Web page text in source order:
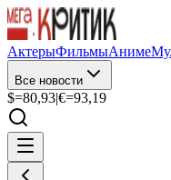
АктерыФильмыАниме
Все новости
$=80,93|€=93,19